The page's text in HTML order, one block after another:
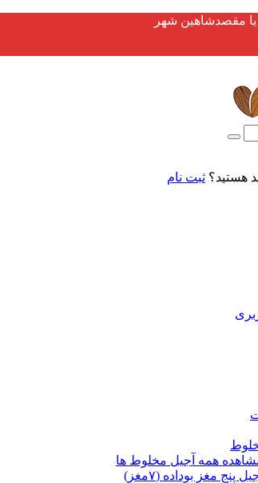
هستید؟ ثبت نام
همه آجیل مخلوط ها
پنج مغز بوداده (۷مغز)